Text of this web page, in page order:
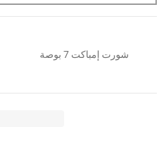
شورت إمباكت 7 بوصة